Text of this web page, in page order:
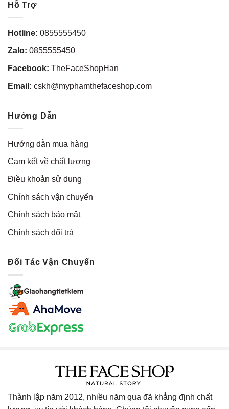
Hỗ Trợ
Hotline: 0855555450
Zalo: 0855555450
Facebook: TheFaceShopHan
Email: cskh@myphamthefaceshop.com
Hướng Dẫn
Hướng dẫn mua hàng
Cam kết về chất lượng
Điều khoản sử dụng
Chính sách vận chuyển
Chính sách bảo mật
Chính sách đổi trả
Đối Tác Vận Chuyển
Thành lập năm 2012, nhiều năm qua đã khẳng định chất